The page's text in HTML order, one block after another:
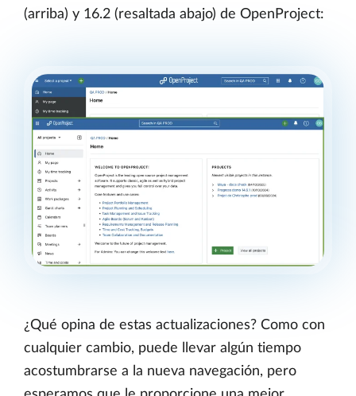
(arriba) y 16.2 (resaltada abajo) de OpenProject:
¿Qué opina de estas actualizaciones? Como con
cualquier cambio, puede llevar algún tiempo
acostumbrarse a la nueva navegación, pero